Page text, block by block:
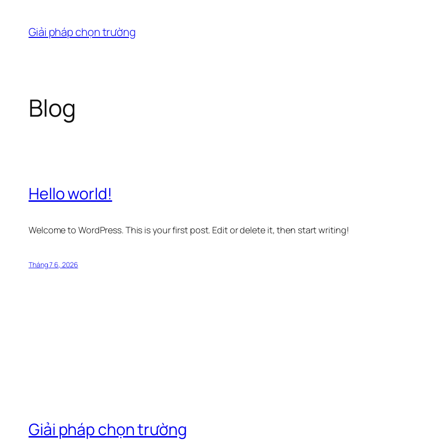
Giải pháp chọn trường
Blog
Hello world!
Welcome to WordPress. This is your first post. Edit or delete it, then start writing!
Tháng 7 6, 2026
Giải pháp chọn trường